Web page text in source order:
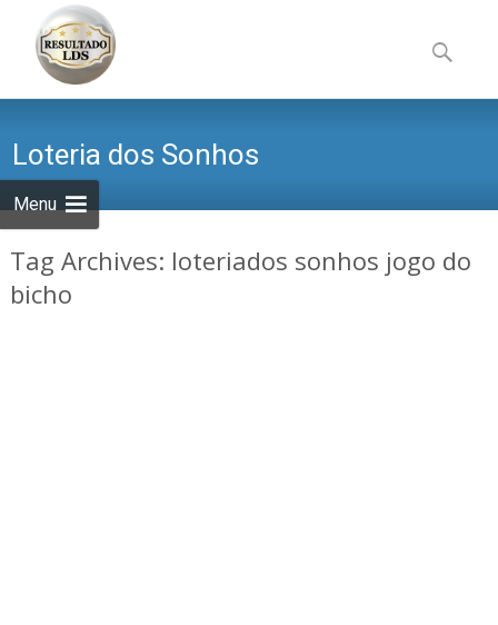
Menu
to
content
por:
Loteria dos Sonhos
Tag Archives: loteriados sonhos jogo do
bicho